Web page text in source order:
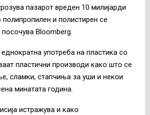
пазарот вреден 10 милијарди
и полистирен се
посочува Bloomberg.
употреба на пластика со
пластични производи како што се
сламки, стапчиња за уши и некои
минатата година.
истражува и како